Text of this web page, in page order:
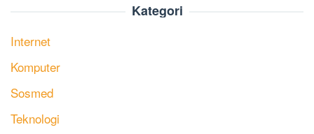
Kategori
Internet
Komputer
Sosmed
Teknologi